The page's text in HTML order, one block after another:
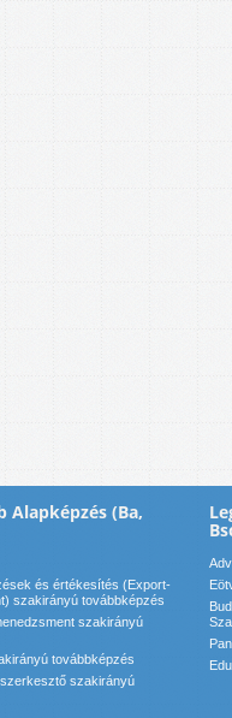
Alapképzés (Ba,
és értékesítés (Export-
szakirányú továbbképzés
szakirányú
továbbképzés
szakirányú